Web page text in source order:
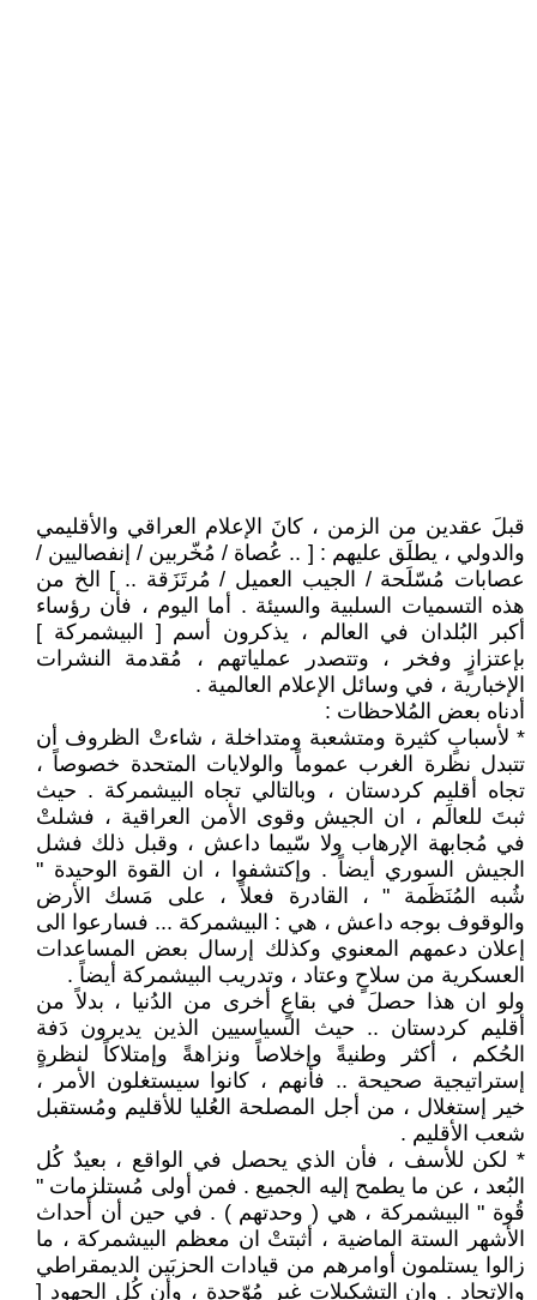
قبلَ عقدين من الزمن ، كانَ الإعلام العراقي والأقليمي
والدولي ، يطلَق عليهم : [ .. عُصاة / مُخّربين / إنفصاليين /
عصابات مُسّلَحة / الجيب العميل / مُرتَزَقة .. ] الخ من
هذه التسميات السلبية والسيئة . أما اليوم ، فأن رؤساء
أكبر البُلدان في العالم ، يذكرون أسم [ البيشمركة ]
بإعتزازٍ وفخر ، وتتصدر عملياتهم ، مُقدمة النشرات
الإخبارية ، في وسائل الإعلام العالمية .
أدناه بعض المُلاحظات :
* لأسبابٍ كثيرة ومتشعبة ومتداخلة ، شاءتْ الظروف أن
تتبدل نظرة الغرب عموماً والولايات المتحدة خصوصاً ،
تجاه أقليم كردستان ، وبالتالي تجاه البيشمركة . حيث
ثبتَ للعالَم ، ان الجيش وقوى الأمن العراقية ، فشلتْ
في مُجابهة الإرهاب ولا سّيما داعش ، وقبل ذلك فشل
الجيش السوري أيضاً . وإكتشفوا ، ان القوة الوحيدة "
شُبه المُنَظَمة " ، القادرة فعلاً ، على مَسك الأرض
والوقوف بوجه داعش ، هي : البيشمركة ... فسارعوا الى
إعلان دعمهم المعنوي وكذلك إرسال بعض المساعدات
العسكرية من سلاحٍ وعتاد ، وتدريب البيشمركة أيضاً .
ولو ان هذا حصلَ في بقاعٍ أخرى من الدُنيا ، بدلاً من
أقليم كردستان .. حيث السياسيين الذين يديرون دَفة
الحُكم ، أكثر وطنيةً وإخلاصاً ونزاهةً وإمتلاكاً لنظرةٍ
إستراتيجية صحيحة .. فأنهم ، كانوا سيستغلون الأمر ،
خير إستغلال ، من أجل المصلحة العُليا للأقليم ومُستقبل
شعب الأقليم .
* لكن للأسف ، فأن الذي يحصل في الواقع ، بعيدٌ كُل
البُعد ، عن ما يطمح إليه الجميع . فمن أولى مُستلزمات "
قُوة " البيشمركة ، هي ( وحدتهم ) . في حين أن أحداث
الأشهر الستة الماضية ، أثبتتْ ان معظم البيشمركة ، ما
زالوا يستلمون أوامرهم من قيادات الحزبَين الديمقراطي
والإتحاد . وان التشكيلات غير مُوّحدة ، وأن كُل الجهود [